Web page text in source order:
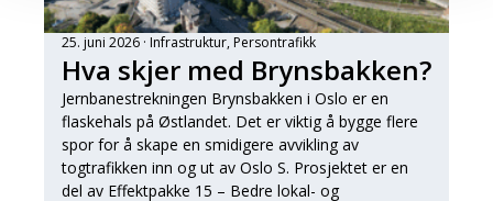
25. juni 2026 Infrastruktur, Persontrafikk
Hva skjer med Brynsbakken?
Jernbanestrekningen Brynsbakken i Oslo er en
flaskehals på Østlandet. Det er viktig å bygge flere
spor for å skape en smidigere avvikling av
togtrafikken inn og ut av Oslo S. Prosjektet er en
del av Effektpakke 15 – Bedre lokal- og